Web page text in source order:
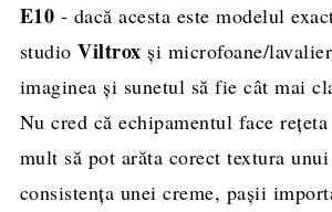
E10 - dacă acesta este modelul
studioViltrox și microfoane/
imaginea și sunetul să fie cât mai
Nu cred că echipamentul face
mult să pot arăta corect textura
consistența unei creme, pașii